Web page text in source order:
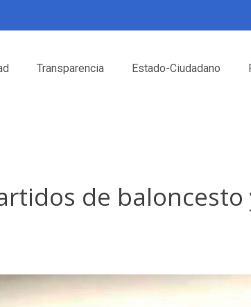
Transparencia Estado-Ciudadano
de baloncesto